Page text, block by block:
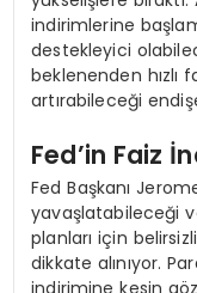
indirimlerine
destekleyici
beklenenden hızlı
artırabileceği
Fed’in Faiz
Fed Başkanı
yavaşlatabileceği
planları için
dikkate alınıyor.
indirimine kesin